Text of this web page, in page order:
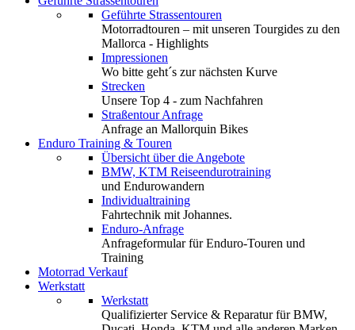
Geführte Strassentouren
Motorradtouren – mit unseren Tourgides zu den
Mallorca - Highlights
Impressionen
Wo bitte geht´s zur nächsten Kurve
Strecken
Unsere Top 4 - zum Nachfahren
Straßentour Anfrage
Anfrage an Mallorquin Bikes
Enduro Training & Touren
Übersicht über die Angebote
BMW, KTM Reiseendurotraining
und Endurowandern
Individualtraining
Fahrtechnik mit Johannes.
Enduro-Anfrage
Anfrageformular für Enduro-Touren und
Training
Motorrad Verkauf
Werkstatt
Werkstatt
Qualifizierter Service & Reparatur für BMW,